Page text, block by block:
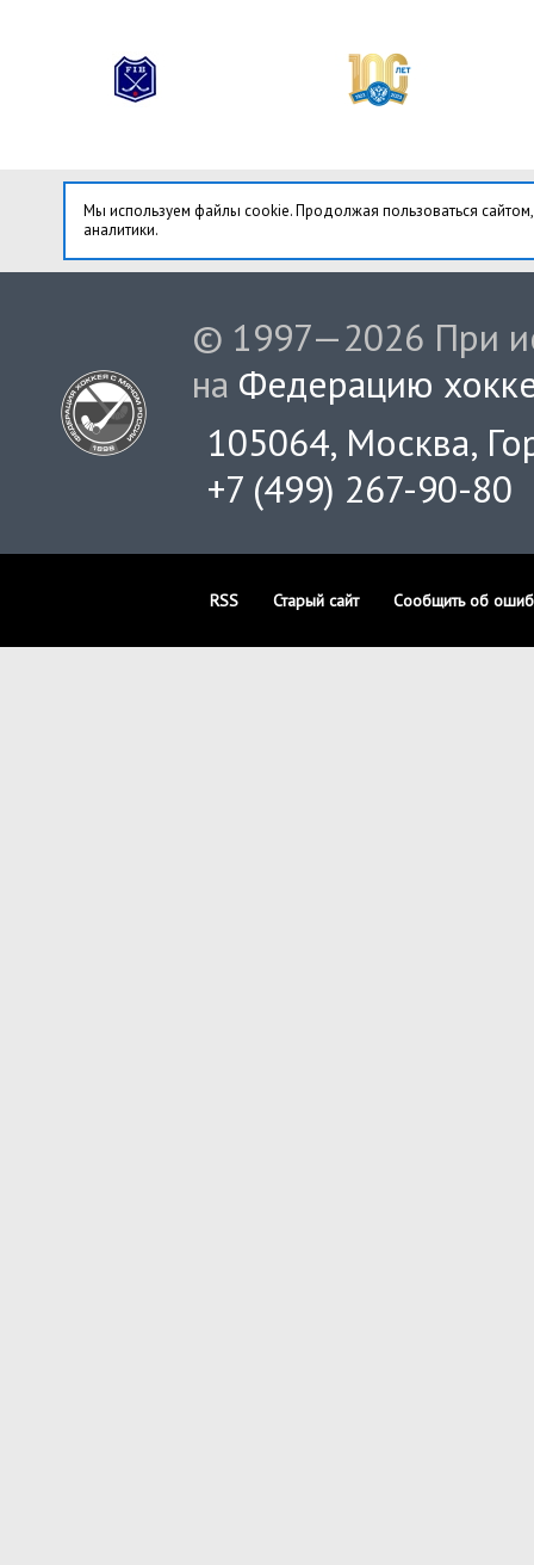
Мы используем файлы cookie. Продолжая пользоваться
аналитики.
© 1997—2026 При
на Федерацию
105064, Москва,
+7 (499) 267-90-80
RSS Старый сайт Сообщить об